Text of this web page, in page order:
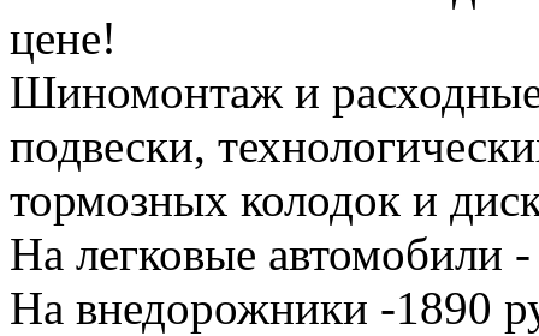
цене!
Шиномонтаж и
подвески,
тормозных колодок и
На легковые автомобили
На внедорожники -1890